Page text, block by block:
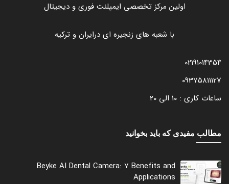
اولین مرکز تخصصی ایمپلنت فوری و دیجیتال
با شعبه های زنجیره ای درایران و ترکیه
02191014354
09375811127
ساعات کاری : 10 الی 20
مطالب مفیدی که باید بخوانید
Beyke AI Dental Camera: 7 Benefits and
Applications